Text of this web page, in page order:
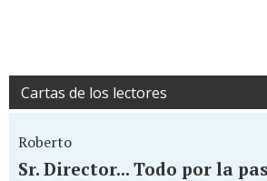
Cartas de los lectores
Roberto
Sr. Director... Todo por la